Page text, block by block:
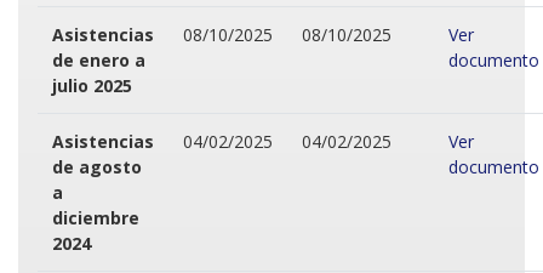
Asistencias
de enero a
julio 2025
08/10/2025 08/10/2025
Ver
documento
Asistencias
de agosto
a
diciembre
2024
04/02/2025 04/02/2025
Ver
documento